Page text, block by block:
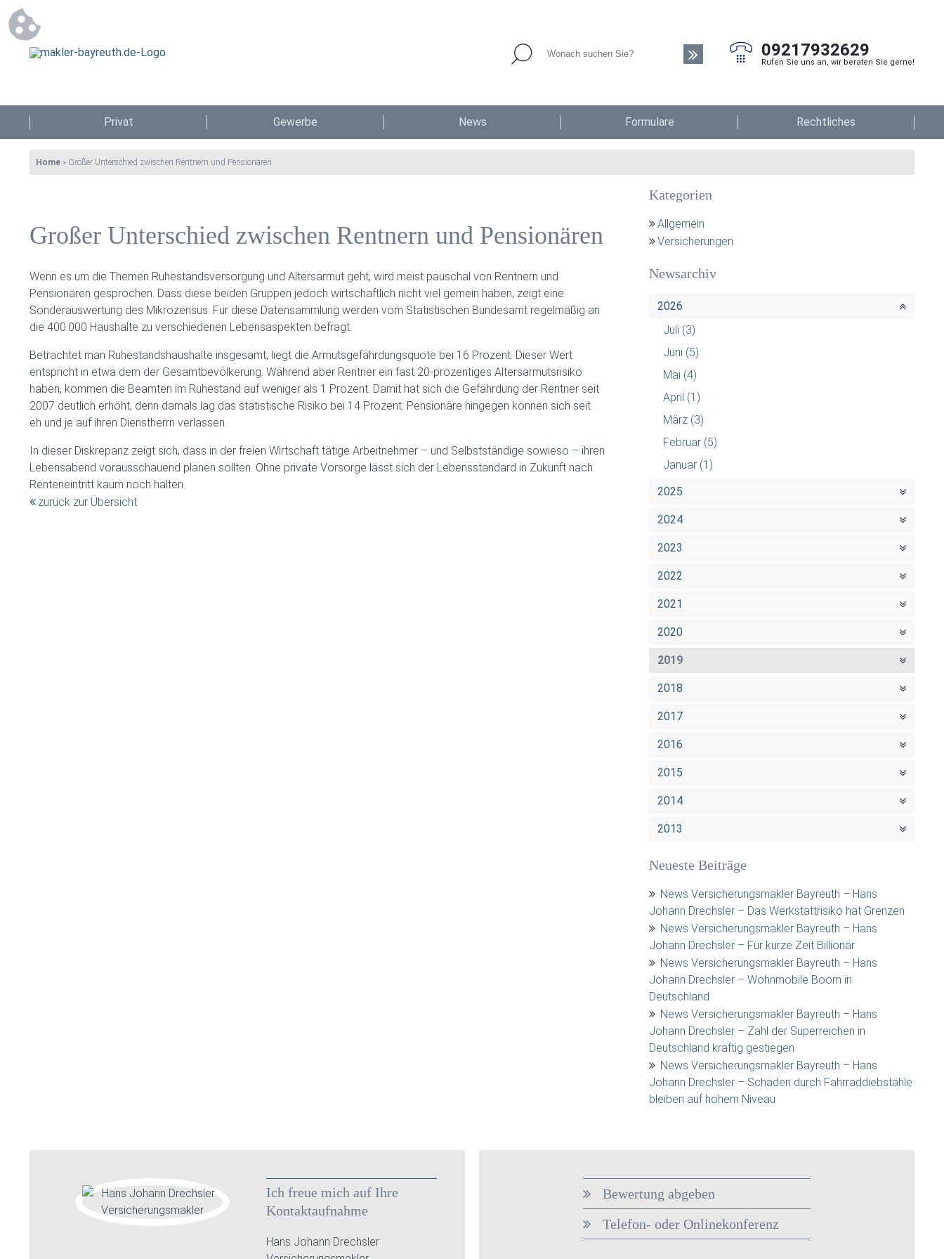
09217932629
Rufen Sie uns an, wir beraten Sie gerne!
Privat Gewerbe News Formulare Rechtliches
Home » Großer Unterschied zwischen Rentnern und Pensionären
Großer Unterschied zwischen Rentnern und Pensionären
Wenn es um die Themen Ruhestandsversorgung und Altersarmut geht, wird meist pauschal von Rentnern und
Pensionären gesprochen. Dass diese beiden Gruppen jedoch wirtschaftlich nicht viel gemein haben, zeigt eine
Sonderauswertung des Mikrozensus. Für diese Datensammlung werden vom Statistischen Bundesamt regelmäßig an
die 400.000 Haushalte zu verschiedenen Lebensaspekten befragt.
Betrachtet man Ruhestandshaushalte insgesamt, liegt die Armutsgefährdungsquote bei 16 Prozent. Dieser Wert
entspricht in etwa dem der Gesamtbevölkerung. Während aber Rentner ein fast 20-prozentiges Altersarmutsrisiko
haben, kommen die Beamten im Ruhestand auf weniger als 1 Prozent. Damit hat sich die Gefährdung der Rentner seit
2007 deutlich erhöht, denn damals lag das statistische Risiko bei 14 Prozent. Pensionäre hingegen können sich seit
eh und je auf ihren Dienstherrn verlassen.
In dieser Diskrepanz zeigt sich, dass in der freien Wirtschaft tätige Arbeitnehmer – und Selbstständige sowieso – ihren
Lebensabend vorausschauend planen sollten. Ohne private Vorsorge lässt sich der Lebensstandard in Zukunft nach
Renteneintritt kaum noch halten.
zurück zur Übersicht
Kategorien
Allgemein
Versicherungen
Newsarchiv
2026
Juli (3)
Juni (5)
Mai (4)
April (1)
März (3)
Februar (5)
Januar (1)
2025
2024
2023
2022
2021
2020
2019
2018
2017
2016
2015
2014
2013
Neueste Beiträge
News Versicherungsmakler Bayreuth – Hans
Johann Drechsler – Das Werkstattrisiko hat Grenzen
News Versicherungsmakler Bayreuth – Hans
Johann Drechsler – Für kurze Zeit Billionär
News Versicherungsmakler Bayreuth – Hans
Johann Drechsler – Wohnmobile Boom in
Deutschland
News Versicherungsmakler Bayreuth – Hans
Johann Drechsler – Zahl der Superreichen in
Deutschland kräftig gestiegen
News Versicherungsmakler Bayreuth – Hans
Johann Drechsler – Schäden durch Fahrraddiebstähle
bleiben auf hohem Niveau
Ich freue mich auf Ihre
Kontaktaufnahme
Hans Johann Drechsler
Bewertung abgeben
Telefon- oder Onlinekonferenz